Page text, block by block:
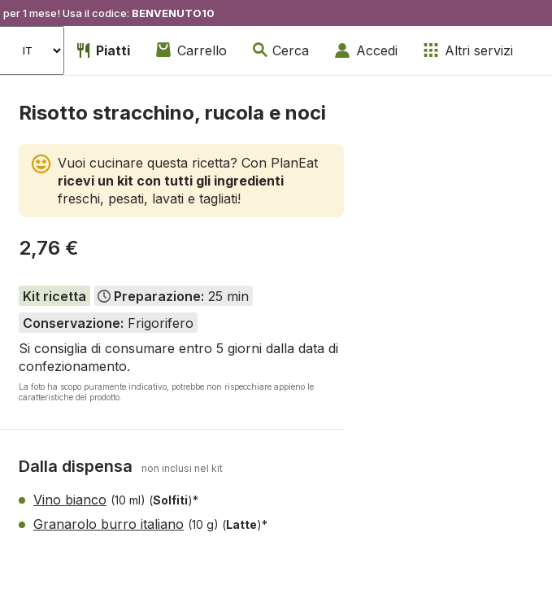
1 mese! Usa il codice: BENVENUTO10
Piatti Carrello Cerca Accedi Altri servizi
Risotto stracchino, rucola e noci
Vuoi cucinare questa ricetta? Con PlanEat
ricevi un kit con tutti gli ingredienti
freschi, pesati, lavati e tagliati!
2,76 €
Kit ricetta Preparazione: 25 min
Conservazione: Frigorifero
Si consiglia di consumare entro 5 giorni dalla data di
confezionamento.
La foto ha scopo puramente indicativo, potrebbe non rispecchiare appieno le
caratteristiche del prodotto.
Dalla dispensa non inclusi nel kit
Vino bianco (10 ml) (Solfiti)*
Granarolo burro italiano (10 g) (Latte)*